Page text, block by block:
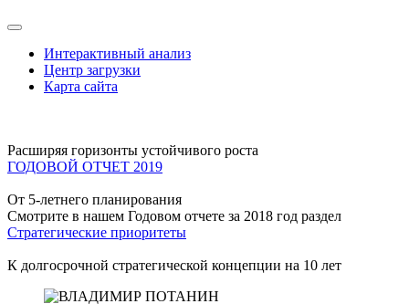
Интерактивный анализ
Центр загрузки
Карта сайта
Расширяя горизонты устойчивого роста
ГОДОВОЙ ОТЧЕТ 2019
От 5-летнего планирования
Смотрите в нашем Годовом отчете за 2018 год раздел
Стратегические приоритеты
К долгосрочной стратегической концепции на 10 лет